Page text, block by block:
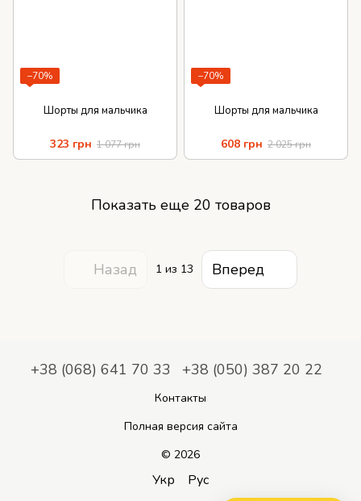
−70%
Шорты для мальчика
323 грн 1 077 грн
−70%
Шорты для мальчика
608 грн 2 025 грн
Показать еще 20 товаров
Назад 1 из 13 Вперед
+38 (068) 641 70 33 +38 (050) 387 20 22
Контакты
Полная версия сайта
© 2026
Укр Рус